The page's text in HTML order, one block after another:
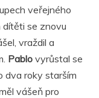
veřejného
dítěti se znovu
vraždil a
Pablo vyrůstal se
dva roky starším
vášeň pro